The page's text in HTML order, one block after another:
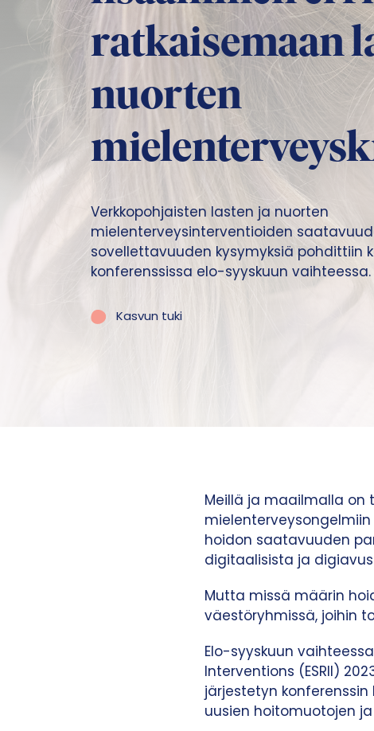
ratkaisemaan
nuorten
Verkkopohjaisten lasten ja nuorten
mielenterveysinterventioiden
sovellettavuuden kysymyksiä pohdittiin
konferenssissa elo-syyskuun vaihteessa.
Kasvun tuki
Meillä ja maailmalla on
mielenterveysongelmiin
hoidon saatavuuden
digitaalisista ja
Mutta missä määrin
väestöryhmissä, joihin
Elo-syyskuun
Interventions (ESRII)
järjestetyn
uusien hoitomuotojen